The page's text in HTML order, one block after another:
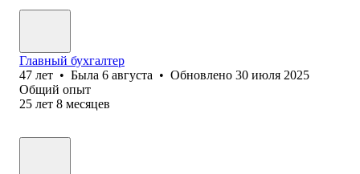
Главный бухгалтер
47 лет • Была 6 августа • Обновлено 30 июля 2025
Общий опыт
25 лет 8 месяцев